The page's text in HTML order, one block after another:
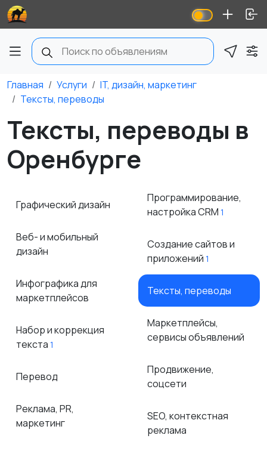
Главная Услуги
IT, дизайн, маркетинг
Тексты, переводы
Тексты, переводы в
Оренбурге
Графический дизайн
Веб- и мобильный
дизайн
Инфографика для
маркетплейсов
Набор и коррекция
текста 1
Перевод
Реклама, PR,
маркетинг
Программирование,
настройка CRM 1
Создание сайтов и
приложений 1
Тексты, переводы
Маркетплейсы,
сервисы объявлений
Продвижение,
соцсети
SEO, контекстная
реклама